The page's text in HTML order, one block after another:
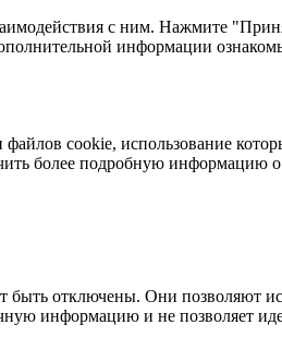
с ним. Нажмите
информации
cookie, использование
более подробную
отключены. Они позволяют
информацию и не позволяет